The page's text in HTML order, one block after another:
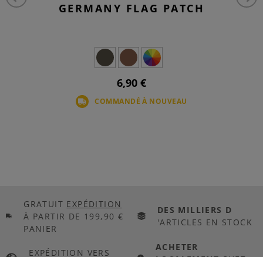
GERMANY FLAG PATCH
6,90 €
COMMANDÉ À NOUVEAU
GRATUIT EXPÉDITION
À PARTIR DE 199,90 €
PANIER
DES MILLIERS D
'ARTICLES EN STOCK
EXPÉDITION VERS
ACHETER